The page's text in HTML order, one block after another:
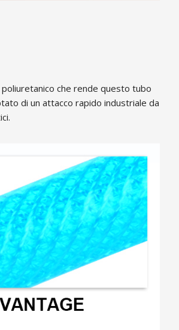
che rende questo tubo
di un attacco rapido industriale da